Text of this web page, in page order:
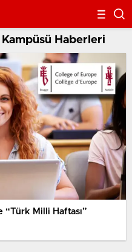
Haberleri
“Türk Milli Haftası”